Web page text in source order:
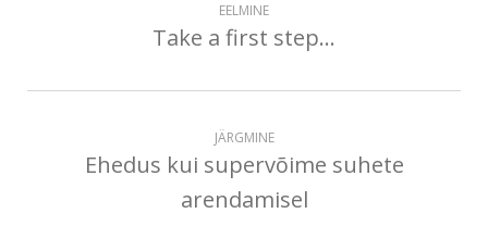
EELMINE
Take a first step...
JÄRGMINE
Ehedus kui supervõime suhete
arendamisel